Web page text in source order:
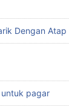
Dengan
pagar